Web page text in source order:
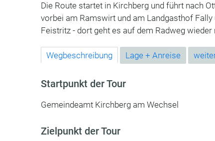
Die Route startet in Kirchberg und führt nach
vorbei am Ramswirt und am Landgasthof
Feistritz - dort geht es auf dem Radweg
Wegbeschreibung Lage + Anreise
Startpunkt der Tour
Gemeindeamt Kirchberg am Wechsel
Zielpunkt der Tour